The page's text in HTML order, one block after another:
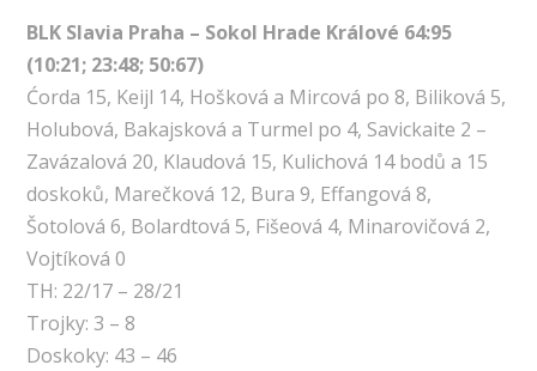
BLK Slavia Praha – Sokol Hrade Králové 64:95
(10:21; 23:48; 50:67)
Ćorda 15, Keijl 14, Hošková a Mircová po 8, Biliková 5,
Holubová, Bakajsková a Turmel po 4, Savickaite 2 –
Zavázalová 20, Klaudová 15, Kulichová 14 bodů a 15
doskoků, Marečková 12, Bura 9, Effangová 8,
Šotolová 6, Bolardtová 5, Fišeová 4, Minarovičová 2,
Vojtíková 0
TH: 22/17 – 28/21
Trojky: 3 – 8
Doskoky: 43 – 46